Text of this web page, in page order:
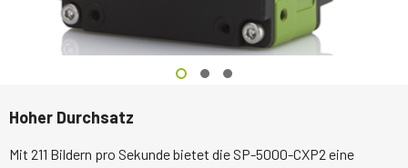
Hoher Durchsatz
Mit 211 Bildern pro Sekunde bietet die SP-5000-CXP2 eine